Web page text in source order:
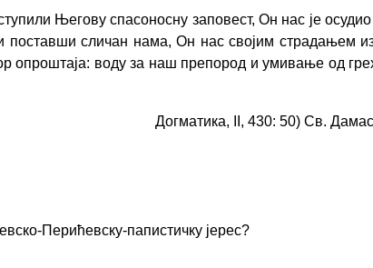
Његову спасоносну заповест, Он нас је
сличан нама, Он нас својим страдањем
опроштаја: воду за наш препород и умивање од
Догматика, II, 430: 50) Св.
Перићевску-папистичку јерес?